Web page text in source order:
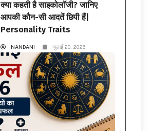
क्या कहती है साइकोलॉजी? जानिए
आपकी कौन-सी आदतें छिपी हैं|
Personality Traits
NANDANI जुलाई 20, 2026